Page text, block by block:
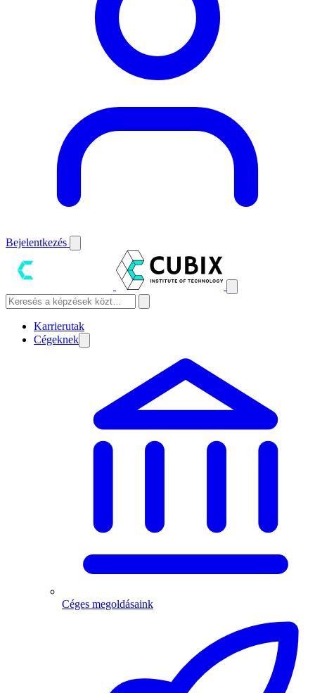
Bejelentkezés
Karrierutak
Cégeknek
Céges megoldásaink